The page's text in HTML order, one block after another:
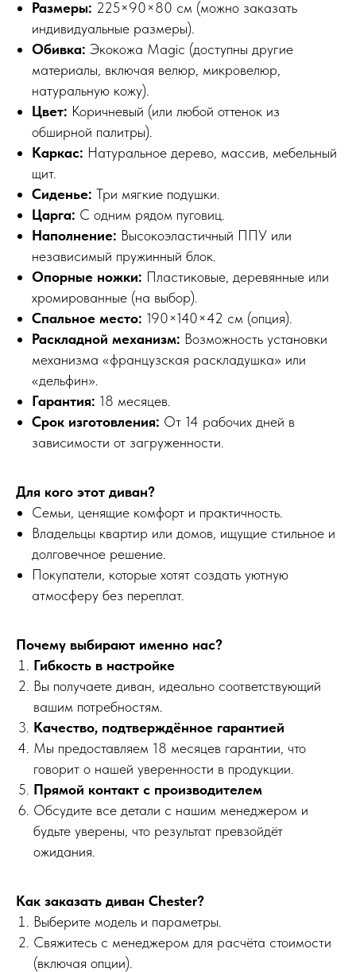
Размеры: 225×90×80 см (можно заказать
индивидуальные размеры).
Обивка: Экокожа Magic (доступны другие
материалы, включая велюр, микровелюр,
натуральную кожу).
Цвет: Коричневый (или любой оттенок из
обширной палитры).
Каркас: Натуральное дерево, массив, мебельный
щит.
Сиденье: Три мягкие подушки.
Царга: С одним рядом пуговиц.
Наполнение: Высокоэластичный ППУ или
независимый пружинный блок.
Опорные ножки: Пластиковые, деревянные или
хромированные (на выбор).
Спальное место: 190×140×42 см (опция).
Раскладной механизм: Возможность установки
механизма «французская раскладушка» или
«дельфин».
Гарантия: 18 месяцев.
Срок изготовления: От 14 рабочих дней в
зависимости от загруженности.
Для кого этот диван?
Семьи, ценящие комфорт и практичность.
Владельцы квартир или домов, ищущие стильное и
долговечное решение.
Покупатели, которые хотят создать уютную
атмосферу без переплат.
Почему выбирают именно нас?
Гибкость в настройке
Вы получаете диван, идеально соответствующий
вашим потребностям.
Качество, подтверждённое гарантией
Мы предоставляем 18 месяцев гарантии, что
говорит о нашей уверенности в продукции.
Прямой контакт с производителем
Обсудите все детали с нашим менеджером и
будьте уверены, что результат превзойдёт
ожидания.
Как заказать диван Chester?
Выберите модель и параметры.
Свяжитесь с менеджером для расчёта стоимости
(включая опции).